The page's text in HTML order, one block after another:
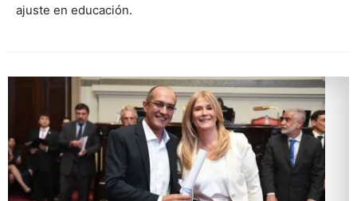
ajuste en educación.